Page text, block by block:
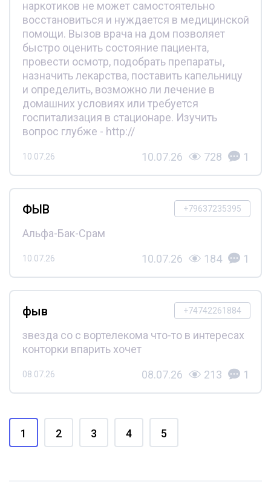
наркотиков не может самостоятельно
восстановиться и нуждается в медицинской
помощи. Вызов врача на дом позволяет
быстро оценить состояние пациента,
провести осмотр, подобрать препараты,
назначить лекарства, поставить капельницу
и определить, возможно ли лечение в
домашних условиях или требуется
госпитализация в стационаре. Изучить
вопрос глубже - http://
10.07.26 10.07.26 728 1
+79637235395
ФЫВ
Альфа-Бак-Срам
10.07.26 10.07.26 184 1
+74742261884
фыв
звезда со с вортелекома что-то в интересах
конторки впарить хочет
08.07.26 08.07.26 213 1
1 2 3 4 5